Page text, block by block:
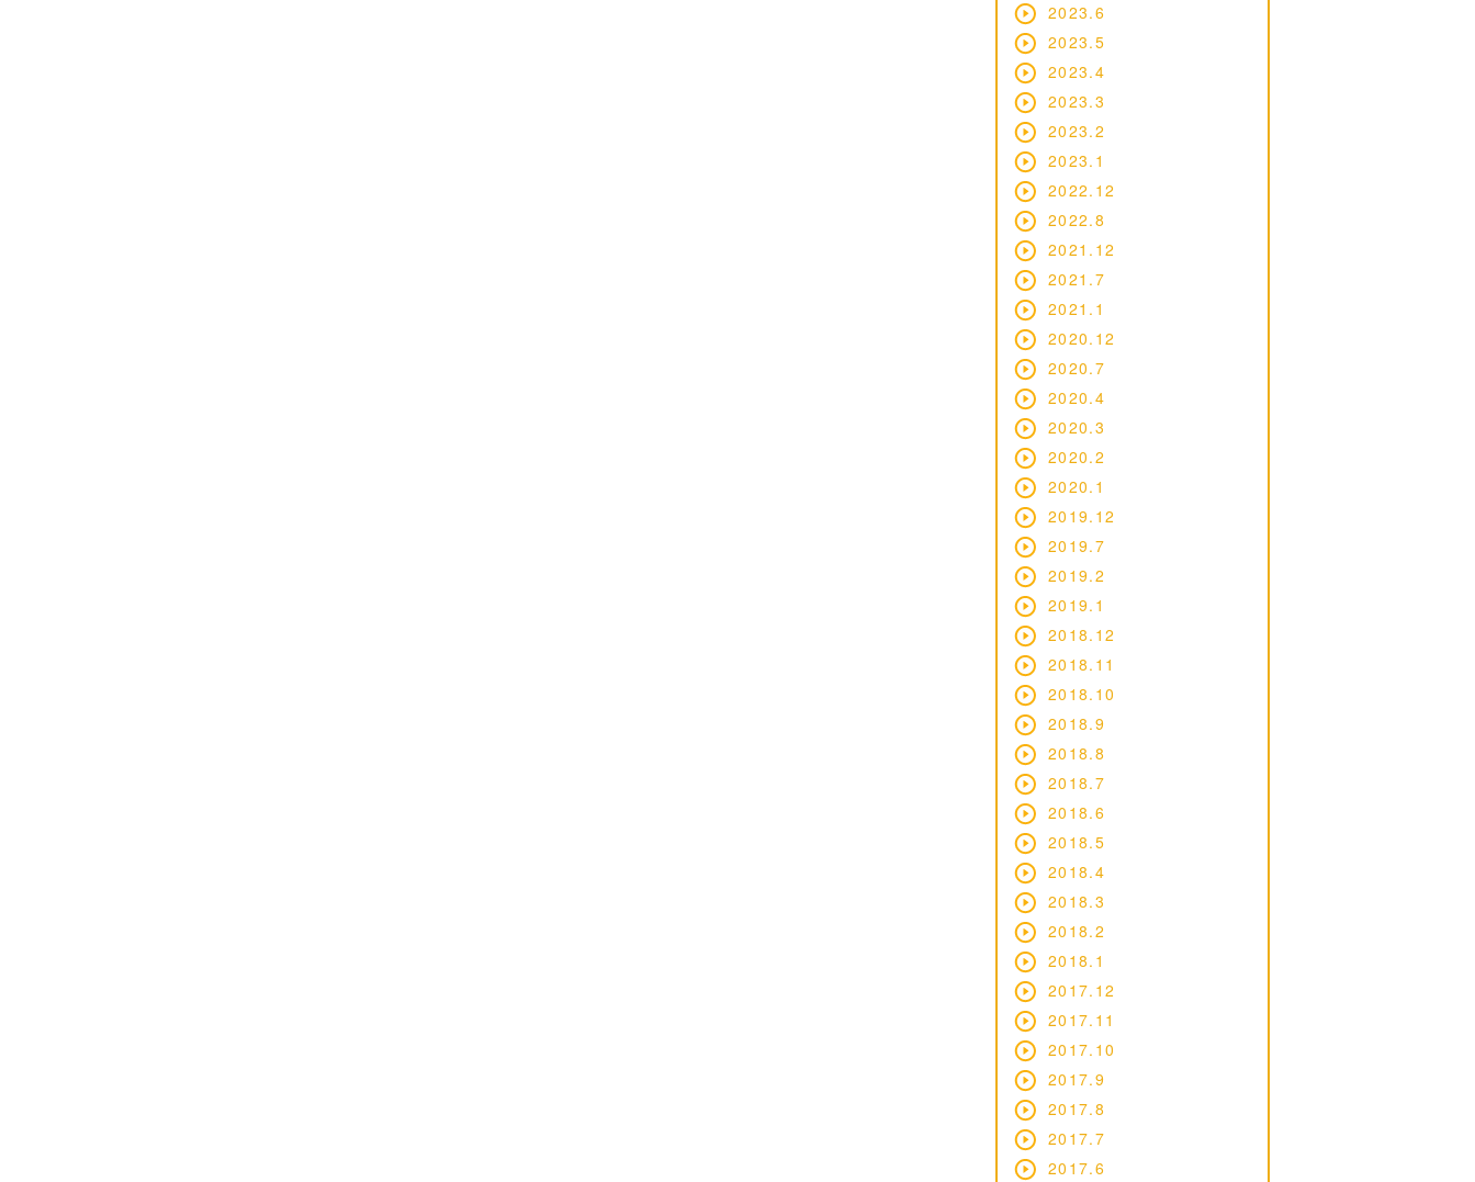
2023.6
2023.5
2023.4
2023.3
2023.2
2023.1
2022.12
2022.8
2021.12
2021.7
2021.1
2020.12
2020.7
2020.4
2020.3
2020.2
2020.1
2019.12
2019.7
2019.2
2019.1
2018.12
2018.11
2018.10
2018.9
2018.8
2018.7
2018.6
2018.5
2018.4
2018.3
2018.2
2018.1
2017.12
2017.11
2017.10
2017.9
2017.8
2017.7
2017.6